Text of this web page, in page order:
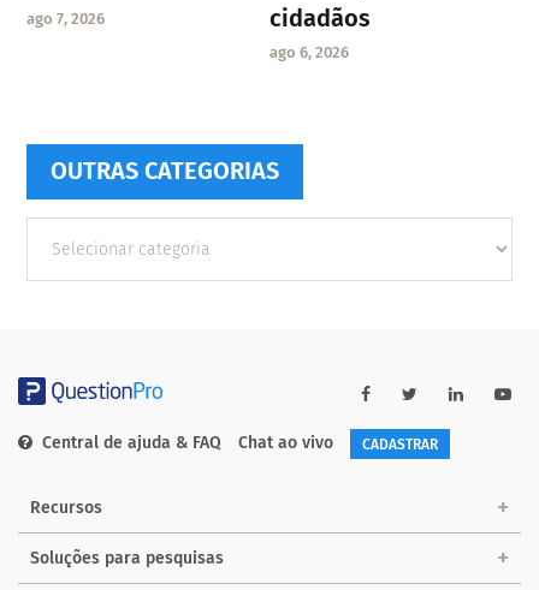
ago 7, 2026
cidadãos
ago 6, 2026
OUTRAS CATEGORIAS
Categorias
Central de ajuda & FAQ Chat ao vivo CADASTRAR
Recursos
Soluções para pesquisas